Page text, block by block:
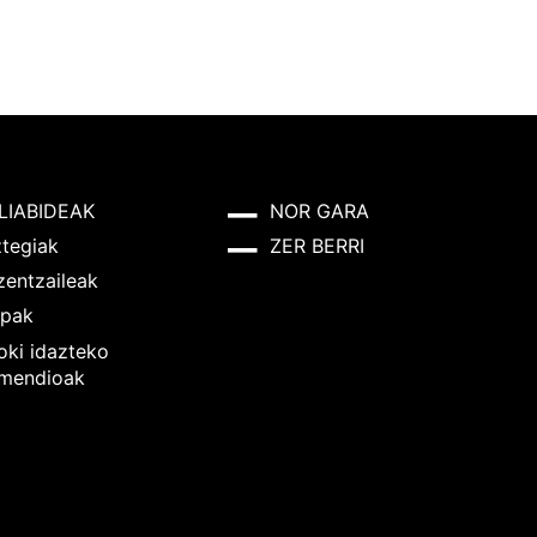
idazteko
NOR GARA
ZER BERRI